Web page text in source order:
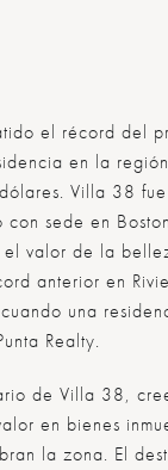
el récord del
en la
Villa 38
sede en
valor de la
anterior en
una
Realty.
de Villa 38,
en bienes
la zona. El